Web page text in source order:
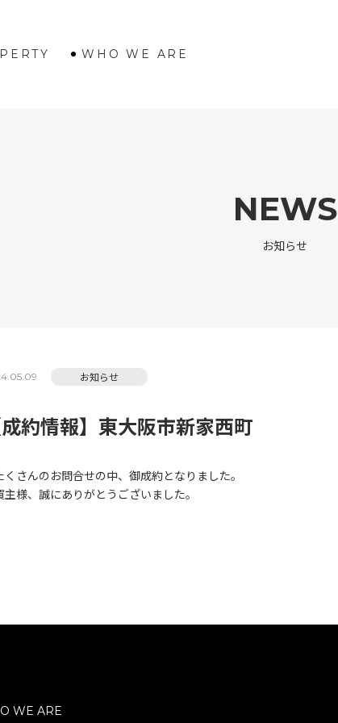
WHO WE ARE
NEWS
お知らせ
お知らせ
成約情報】東大阪市新家西町
さんのお問合せの中、御成約となりました。
様、誠にありがとうございました。
WE ARE